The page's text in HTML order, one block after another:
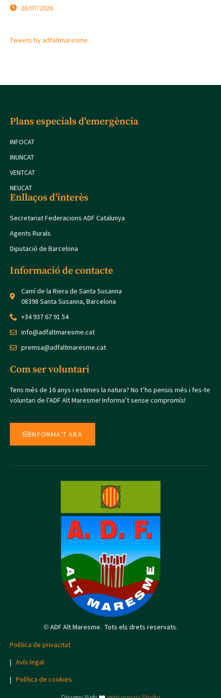
26/07/2026
Tweets by adfaltmaresme
Plans especials d'emergència
INFOCAT
INUNCAT
VENTCAT
NEUCAT
Enllaços d'interès
Secretariat Federacions ADF Catalunya
Agents Rurals
Diputació de Barcelona
Informació de contacte
Camí de la Riera de Santa Susanna
08398 Santa Susanna, Barcelona
+34 937 67 91 54
info@adfaltmaresme.cat
premsa@adfaltmaresme.cat
Com ser voluntari
Tens més de 16 anys i estimes la natura? No t’ho pensis més i fes-te
voluntari de l’ADF Alt Maresme! Informa’t sense compromís!
INFORMA'T ARA
© ADF Alt Maresme. Tots els drets reservats.
Política de privacitat
| Avís legal
| Política de cookies